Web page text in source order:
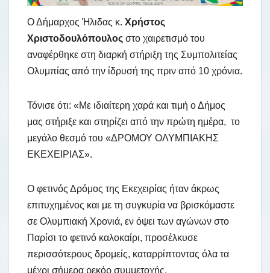
Ο Δήμαρχος Ήλιδας κ. Χρήστος
Χριστοδουλόπουλος στο χαιρετισμό του
αναφέρθηκε στη διαρκή στήριξη της Συμπολιτείας
Ολυμπίας από την ίδρυσή της πριν από 10 χρόνια.
Τόνισε ότι: «Με ιδιαίτερη χαρά και τιμή ο Δήμος
μας στήριξε και στηρίζει από την πρώτη ημέρα, το
μεγάλο θεσμό του «ΔΡΟΜΟΥ ΟΛΥΜΠΙΑΚΗΣ
ΕΚΕΧΕΙΡΙΑΣ».
Ο φετινός Δρόμος της Εκεχειρίας ήταν άκρως
επιτυχημένος και με τη συγκυρία να βρισκόμαστε
σε Ολυμπιακή Χρονιά, εν όψει των αγώνων στο
Παρίσι το φετινό καλοκαίρι, προσέλκυσε
περισσότερους δρομείς, καταρρίπτοντας όλα τα
μέχρι σήμερα ρεκόρ συμμετοχής.